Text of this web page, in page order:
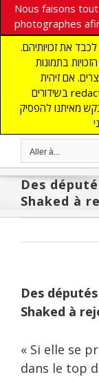
Nous faisons
photographes
את זכויותיהם.
בתמונות
זכויות יוצרים. אם זיהית
בשידורים redaction@israelmagazine.co.il שלנו תמונה שאתה
מאיתנו להפסיק
Aller à...
Des
Shaked à
Des
Shaked à
« Si elle se
dans le top